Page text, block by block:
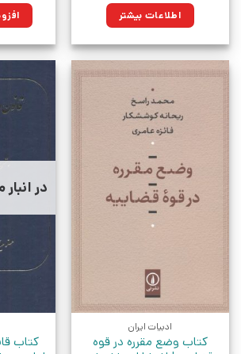
اطلاعات بیشتر
ادبیات ایران
کتاب وضع مقرره در قوه
در
کتاب